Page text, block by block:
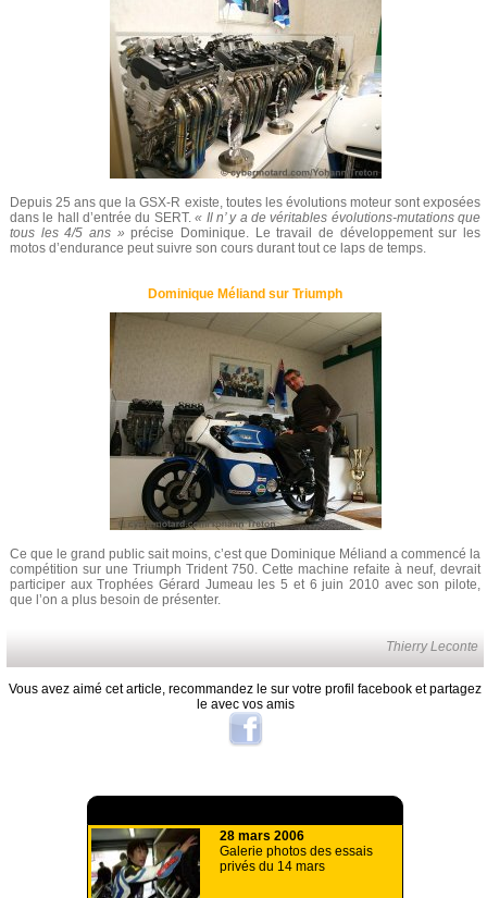
Depuis 25 ans que la GSX-R existe, toutes les évolutions moteur sont exposées
dans le hall d’entrée du SERT.« Il n’ y a de véritables évolutions-mutations que
tous les 4/5 ans » précise Dominique. Le travail de développement sur les
motos d’endurance peut suivre son cours durant tout ce laps de temps.
Dominique Méliand sur Triumph
Ce que le grand public sait moins, c’est que Dominique Méliand a commencé la
compétition sur une Triumph Trident 750. Cette machine refaite à neuf, devrait
participer aux Trophées Gérard Jumeau les 5 et 6 juin 2010 avec son pilote,
que l’on a plus besoin de présenter.
Thierry Leconte
Vous avez aimé cet article, recommandez le sur votre profil facebook et partagez
le avec vos amis
28 mars 2006
Galerie photos des essais
privés du 14 mars